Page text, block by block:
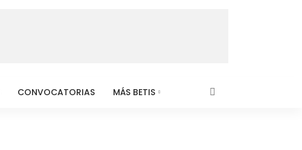
CONVOCATORIAS MÁS BETIS